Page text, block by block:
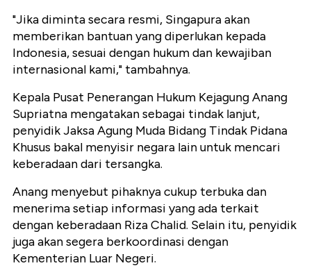
"Jika diminta secara resmi, Singapura akan
memberikan bantuan yang diperlukan kepada
Indonesia, sesuai dengan hukum dan kewajiban
internasional kami," tambahnya.
Kepala Pusat Penerangan Hukum Kejagung Anang
Supriatna mengatakan sebagai tindak lanjut,
penyidik Jaksa Agung Muda Bidang Tindak Pidana
Khusus bakal menyisir negara lain untuk mencari
keberadaan dari tersangka.
Anang menyebut pihaknya cukup terbuka dan
menerima setiap informasi yang ada terkait
dengan keberadaan Riza Chalid. Selain itu, penyidik
juga akan segera berkoordinasi dengan
Kementerian Luar Negeri.